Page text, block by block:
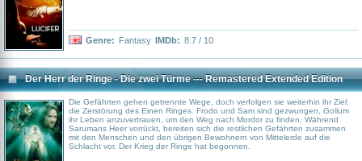
Genre: Fantasy IMDb: 8.7 / 10
Der Herr der Ringe - Die zwei Türme --- Remastered Extended Edition
Die Gefährten gehen getrennte Wege, doch verfolgen sie weiterhin ihr Ziel:
die Zerstörung des Einen Ringes. Frodo und Sam sind gezwungen, Gollum
ihr Leben anzuvertrauen, um den Weg nach Mordor zu finden. Während
Sarumans Heer vorrückt, bereiten sich die restlichen Gefährten zusammen
mit den Menschen und den übrigen Bewohnern von Mittelerde auf die
Schlacht vor. Der Krieg der Ringe hat begonnen.